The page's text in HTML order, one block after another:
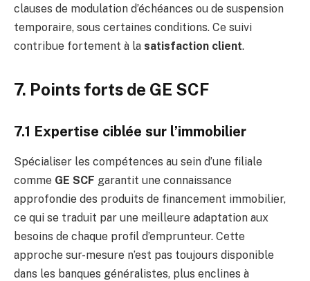
clauses de modulation d’échéances ou de suspension
temporaire, sous certaines conditions. Ce suivi
contribue fortement à la satisfaction client.
7. Points forts de GE SCF
7.1 Expertise ciblée sur l’immobilier
Spécialiser les compétences au sein d’une filiale
comme GE SCF garantit une connaissance
approfondie des produits de financement immobilier,
ce qui se traduit par une meilleure adaptation aux
besoins de chaque profil d’emprunteur. Cette
approche sur-mesure n’est pas toujours disponible
dans les banques généralistes, plus enclines à